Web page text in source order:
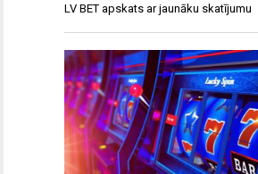
LV BET apskats ar jaunāku skatījumu